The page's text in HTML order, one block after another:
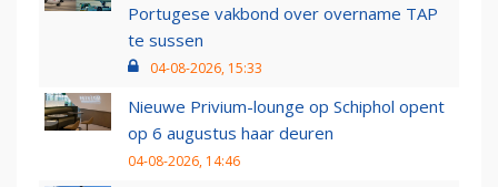
Portugese vakbond over overname TAP
te sussen
04-08-2026, 15:33
Nieuwe Privium-lounge op Schiphol opent
op 6 augustus haar deuren
04-08-2026, 14:46